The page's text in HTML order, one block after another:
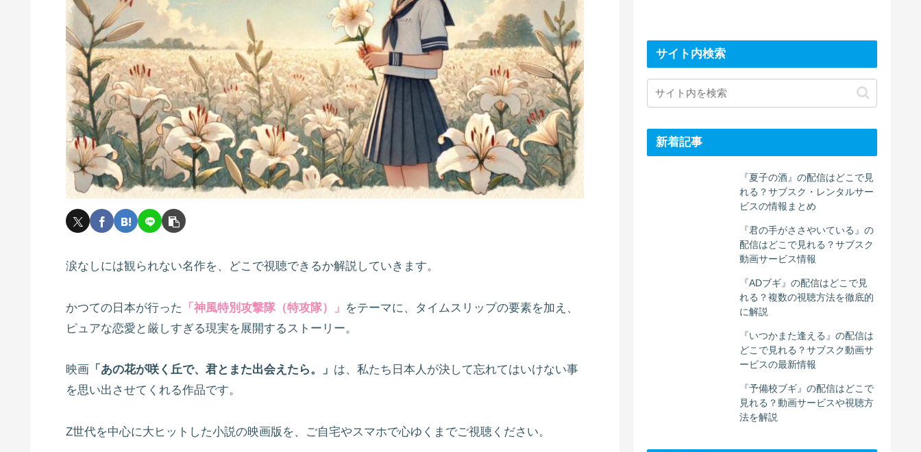
涙なしには観られない名作を、どこで視聴できるか解説していきます。
かつての日本が行った 「神風特別攻撃隊（特攻隊）」 をテーマに、タイムスリップの要素を加え、
ピュアな恋愛と厳しすぎる現実を展開するストーリー。
映画 「あの花が咲く丘で、君とまた出会えたら。」 は、私たち日本人が決して忘れてはいけない事
を思い出させてくれる作品です。
Z世代を中心に大ヒットした小説の映画版を、ご自宅やスマホで心ゆくまでご視聴ください。
サイト内検索
新着記事
『夏子の酒』の配信はどこで見
れる？サブスク・レンタルサー
ビスの情報まとめ
『君の手がささやいている』の
配信はどこで見れる？サブスク
動画サービス情報
『ADブギ』の配信はどこで見
れる？複数の視聴方法を徹底的
に解説
『いつかまた逢える』の配信は
どこで見れる？サブスク動画サ
ービスの最新情報
『予備校ブギ』の配信はどこで
見れる？動画サービスや視聴方
法を解説